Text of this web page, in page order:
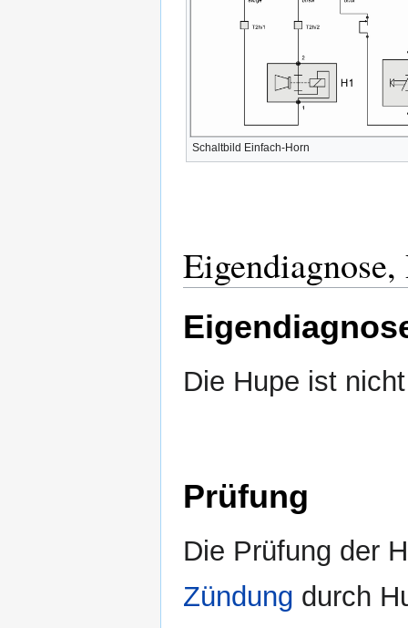
Schaltbild Einfach-Horn
Die Hupe ist
Prüfung
Die Prüfung der
Zündung durch